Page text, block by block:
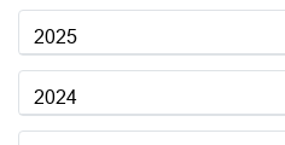
2025
2024